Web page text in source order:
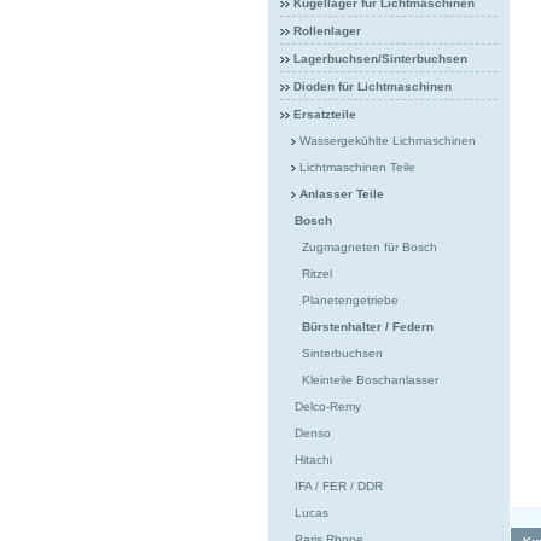
Kugellager für Lichtmaschinen
Rollenlager
Lagerbuchsen/Sinterbuchsen
Dioden für Lichtmaschinen
Ersatzteile
Wassergekühlte Lichmaschinen
Lichtmaschinen Teile
Anlasser Teile
Bosch
Zugmagneten für Bosch
Ritzel
Planetengetriebe
Bürstenhalter / Federn
Sinterbuchsen
Kleinteile Boschanlasser
Delco-Remy
Denso
Hitachi
IFA / FER / DDR
Lucas